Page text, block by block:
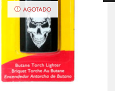
AGOTADO